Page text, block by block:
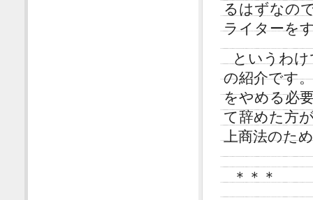
るはずなの
ライターを
というわ
の紹介です
をやめる必
て辞めた方
上商法のた
＊＊＊